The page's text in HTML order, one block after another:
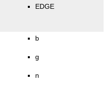
EDGE
b
g
n